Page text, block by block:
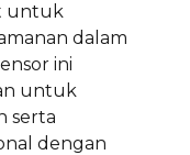
untuk
dalam
ini
untuk
serta
dengan